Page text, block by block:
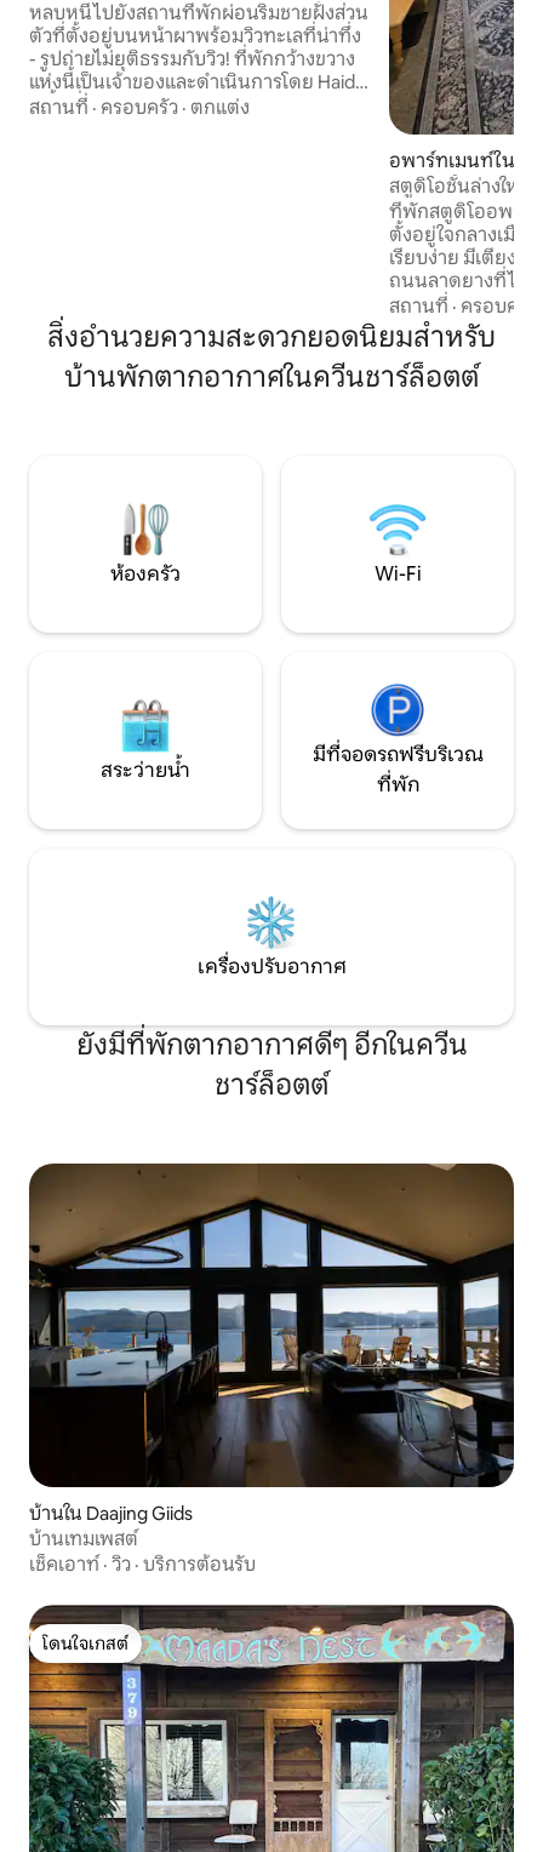
หลบหนีไปยังสถานที่พักผ่อนริมชายฝั่งส่วน
ตัวที่ตั้งอยู่บนหน้าผาพร้อมวิวทะเลที่น่าทึ่ง
- รูปถ่ายไม่ยุติธรรมกับวิว! ที่พักกว้างขวาง
แห่งนี้เป็นเจ้าของและดำเนินการโดย Haida
มีพื้นที่ก่อกองไฟกลางแจ้งการจัดวางแบบ
สถานที่ · ครอบครัว · ตกแต่ง
อพาร์ทเมนท์ใน
สตูดิโอชั้นล่างใหม่
ที่พักสตูดิโออพาร์
ตั้งอยู่ใจกลางเมือ
เรียบง่าย มีเตียงค
ถนนลาดยางที่ไม่มี
ตลาดเกษตรกร
ของชำ และที่ทำก
ง่ายดาย สตูดิโอนี้
ใหม่เอี่ยมที่สร้างเส
สถานที่ · ครอบครัว
สิ่งอำนวยความสะดวกยอดนิยมสำหรับ
บ้านพักตากอากาศในควีนชาร์ล็อตต์
ห้องครัว Wi-Fi
สระว่ายน้ำ
มีที่จอดรถฟรีบริเวณ
ที่พัก
เครื่องปรับอากาศ
ยังมีที่พักตากอากาศดีๆ อีกในควีน
ชาร์ล็อตต์
บ้านใน Daajing Giids
บ้านเทมเพสต์
เช็คเอาท์ · วิว · บริการต้อนรับ
โดนใจเกสต์
โดนใจเกสต์